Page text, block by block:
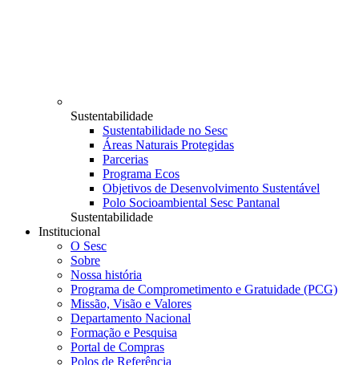
Sustentabilidade
Sustentabilidade no Sesc
Áreas Naturais Protegidas
Parcerias
Programa Ecos
Objetivos de Desenvolvimento Sustentável
Polo Socioambiental Sesc Pantanal
Sustentabilidade
Institucional
O Sesc
Sobre
Nossa história
Programa de Comprometimento e Gratuidade (PCG)
Missão, Visão e Valores
Departamento Nacional
Formação e Pesquisa
Portal de Compras
Polos de Referência